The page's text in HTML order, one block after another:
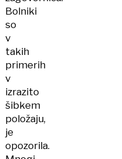
Bolniki
so
v
takih
primerih
v
izrazito
šibkem
položaju,
je
opozorila.